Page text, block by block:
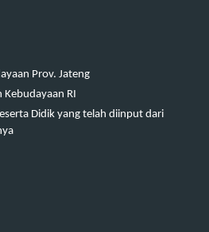
Prov. Jateng
RI
Didik yang telah diinput dari